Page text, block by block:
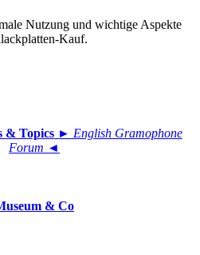
Nutzung und wichtige Aspekte
Kauf.
& Topics► English Gramophone
Forum ◄
& Co